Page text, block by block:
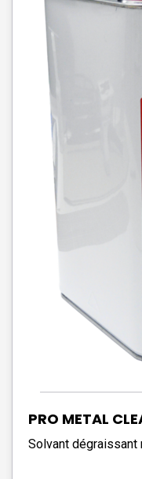
PRO METAL
Solvant dégraissant